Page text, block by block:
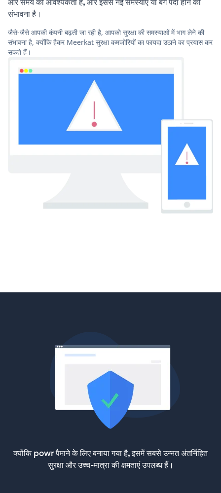
संभावना है।
जैसे-जैसे आपकी कंपनी बढ़ती जा रही है, आपको सुरक्षा की समस्याओं में भाग लेने की
संभावना है, क्योंकि हैकर Meerkat सुरक्षा कमजोरियों का फायदा उठाने का प्रयास कर
सकते हैं।
क्योंकि powr पैमाने के लिए बनाया गया है, इसमें सबसे उन्नत अंतर्निहित
सुरक्षा और उच्च-मात्रा की क्षमताएं उपलब्ध हैं।